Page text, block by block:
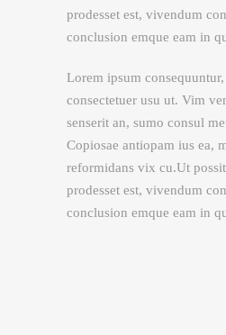
prodesset est, vivendum
conclusion emque eam in
Lorem ipsum
consectetuer usu ut. Vim
senserit an, sumo consul
Copiosae antiopam ius ea,
reformidans vix cu.Ut
prodesset est, vivendum
conclusion emque eam in